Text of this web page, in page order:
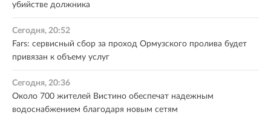
убийстве должника
Сегодня, 20:52
Fars: сервисный сбор за проход Ормузского пролива будет
привязан к объему услуг
Сегодня, 20:36
Около 700 жителей Вистино обеспечат надежным
водоснабжением благодаря новым сетям